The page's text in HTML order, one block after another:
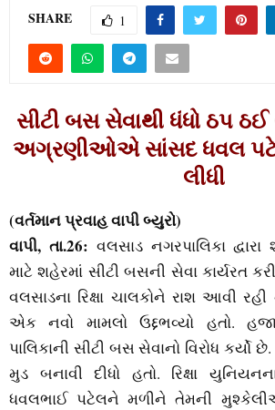
E
U
SHARE 1
સીટી બસ સેવાથી ધંધો ઠપ ઠઈ
અગ્રણીઓએ સાંસદ ધવલ
લીધી
(વર્તમાન પ્રવાહ વાપી બ્‍યુરો)
વાપી, તા.26: વલસાડ નગરપાલિકા
માટે શહેરમાં સીટી બસની સેવા કાર્યરત
વલસાડના રિક્ષા ચાલકોને રાશ આવી
એક નવો મામલો ઉદ્દભવ્‍યો હતો.
પાલિકાની સીટી બસ સેવાનો વિરોધ કર્યો છે.
મુડ બનાવી દીધો હતો. રિક્ષા
ધવલભાઈ પટેલને મળીને તેમની